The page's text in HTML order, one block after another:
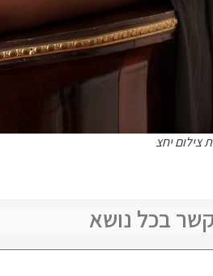
צילום יחצ
בכל נושא